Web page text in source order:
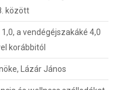
között
a vendégéjszakáké 4,0
korábbitól
Lázár János